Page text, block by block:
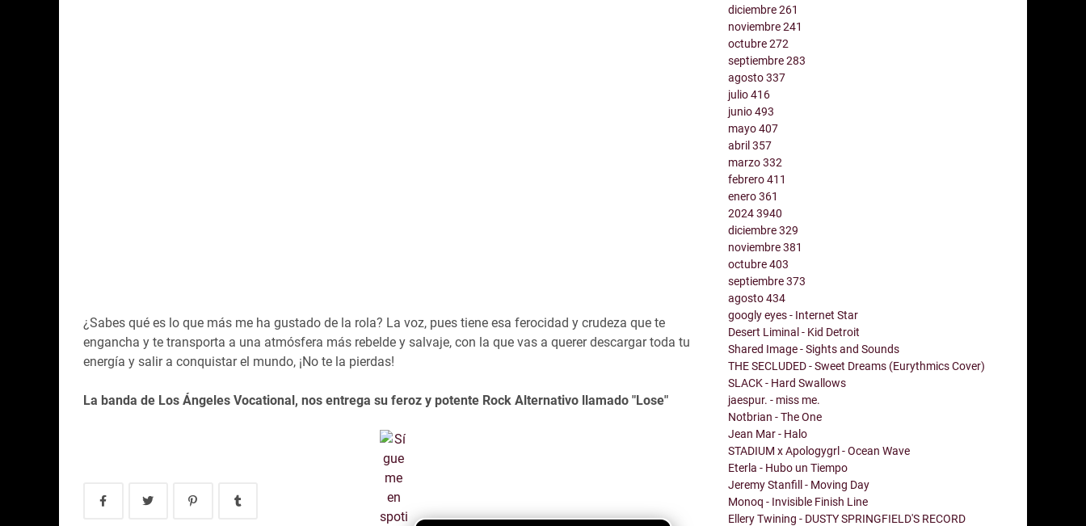
¿Sabes qué es lo que más me ha gustado de la rola? La voz, pues tiene esa ferocidad y crudeza que te
engancha y te transporta a una atmósfera más rebelde y salvaje, con la que vas a querer descargar toda tu
energía y salir a conquistar el mundo, ¡No te la pierdas!
La banda de Los Ángeles Vocational, nos entrega su feroz y potente Rock Alternativo llamado "Lose"
diciembre261
noviembre241
octubre272
septiembre283
agosto337
julio416
junio493
mayo407
abril357
marzo332
febrero411
enero361
20243940
diciembre329
noviembre381
octubre403
septiembre373
agosto434
googly eyes - Internet Star
Desert Liminal - Kid Detroit
Shared Image - Sights and Sounds
THE SECLUDED - Sweet Dreams (Eurythmics Cover)
SLACK - Hard Swallows
jaespur. - miss me.
Notbrian - The One
Jean Mar - Halo
STADIUM x Apologygrl - Ocean Wave
Eterla - Hubo un Tiempo
Jeremy Stanfill - Moving Day
Monoq - Invisible Finish Line
Ellery Twining - DUSTY SPRINGFIELD'S RECORD